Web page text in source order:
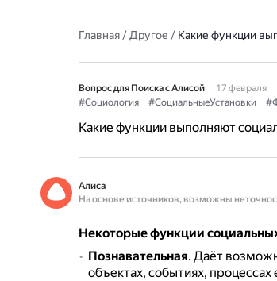
Главная/Другое / Какие функции
Вопрос для Поиска с Алисой
17 февраля
#Социология
#СоциальныеУстановки
Какие функции выполняют
Алиса
На основе источников, возможны
Некоторые функции
Познавательная. Даёт
объектах, событиях,